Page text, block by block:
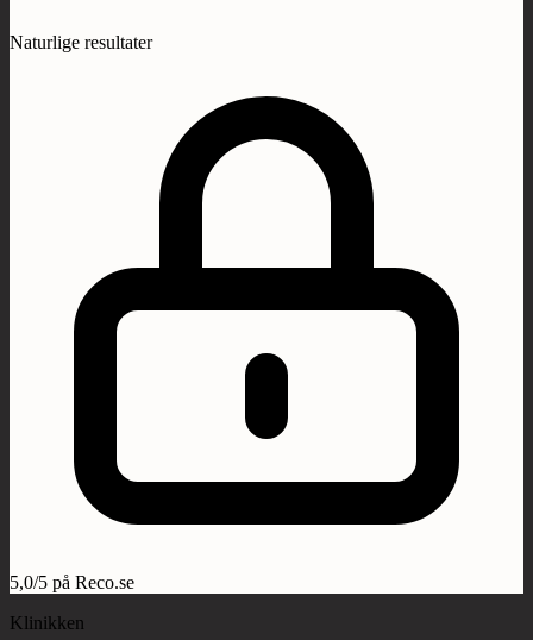
Naturlige resultater
5,0/5 på Reco.se
Klinikken